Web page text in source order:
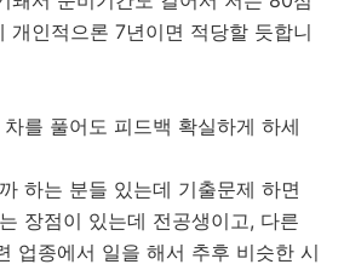
개인적으론 7년이면 적당할 듯합니
를 풀어도 피드백 확실하게 하세
하는 분들 있는데 기출문제 하면
장점이 있는데 전공생이고, 다른
업종에서 일을 해서 추후 비슷한 시